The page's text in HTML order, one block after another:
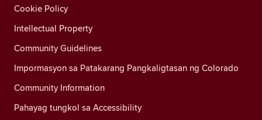
Cookie Policy
Intellectual Property
Community Guidelines
Impormasyon sa Patakarang Pangkaligtasan ng Colorado
Community Information
Pahayag tungkol sa Accessibility